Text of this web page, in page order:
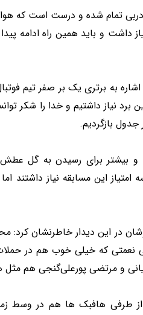
تمام شده و درست است که
داشت و باید همین راه ادامه
به برتری یک بر صفر تیم
نیاز داشتیم و خدا را شکر
بازگردیم.
و بیشتر برای رسیدن به گل عطش
این مسابقه نیاز داشتند
در این دیدار خاطرنشان کرد:
نعمتی که خیلی خوب هم در
و مرتضی پورعلی‌گنجی هم مثل
هافبک ها هم در وسط زمین